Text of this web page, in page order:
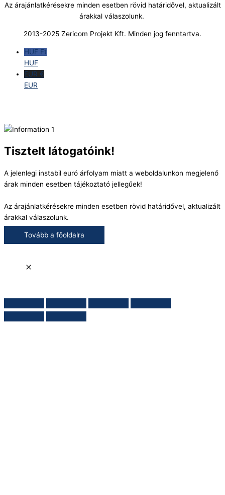
Az árajánlatkérésekre minden esetben rövid határidővel, aktualizált
árakkal válaszolunk.
2013-2025 Zericom Projekt Kft. Minden jog fenntartva.
HUF Ft
HUF
EUR €
EUR
Tisztelt látogatóink!
A jelenlegi instabil euró árfolyam miatt a weboldalunkon megjelenő
árak minden esetben tájékoztató jellegűek!
Az árajánlatkérésekre minden esetben rövid határidővel, aktualizált
árakkal válaszolunk.
Tovább a főoldalra